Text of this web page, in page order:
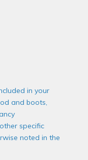
in your
and boots,
specific
noted in the